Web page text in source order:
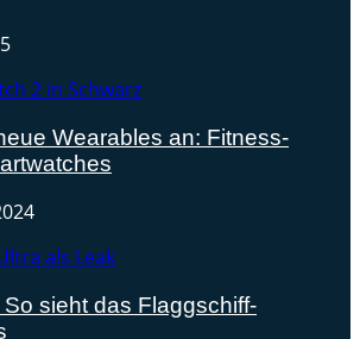
Wearables an: Fitness-
sieht das Flaggschiff-